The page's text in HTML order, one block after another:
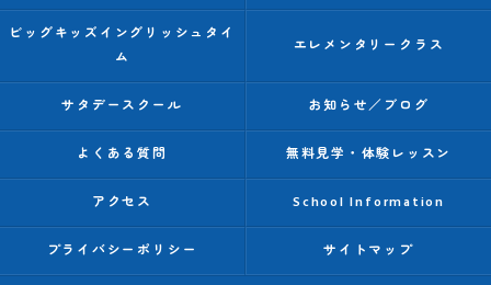
ビッグキッズイングリッシュタイ
ム
エレメンタリークラス
サタデースクール お知らせ／ブログ
よくある質問 無料見学・体験レッスン
アクセス School Information
プライバシーポリシー サイトマップ